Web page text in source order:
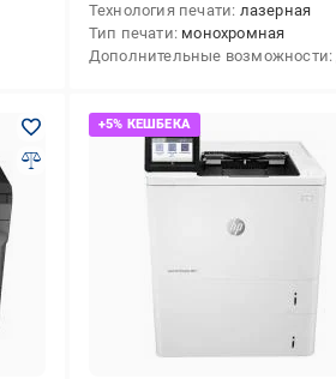
Технология печати лазерная
Тип печати монохромная
Дополнительные возможности